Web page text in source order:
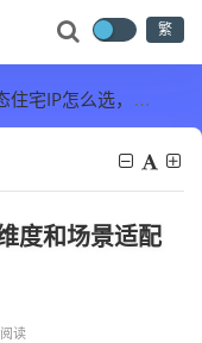
繁
选，核心维度和场景适配要点是什么
度和场景适配
读